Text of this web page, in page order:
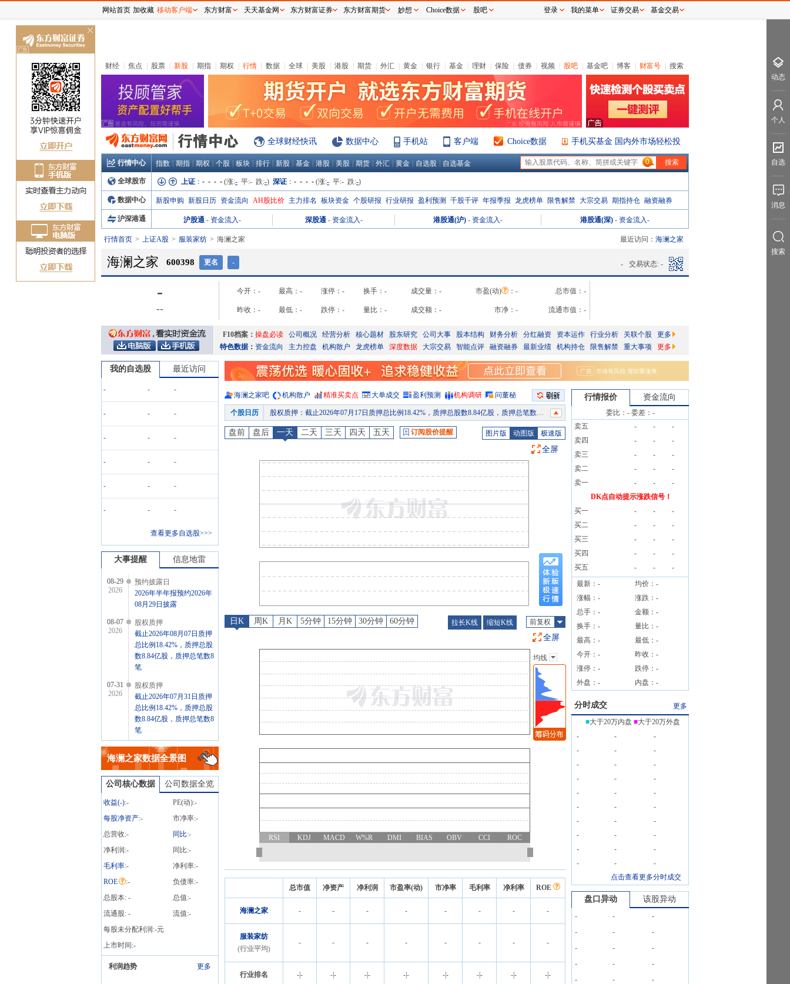
财经 焦点 股票 新股 期指 期权 行情 数据 全球 美股 港股 期货 外汇 黄金 银行 基金 理财 保险 债券 视频 股吧 基金吧 博客 财富号 搜索
全球财经快讯 数据中心 手机站 客户端 Choice数据 手机买基金 国内外市场轻松投
行情中心 指数 期指 期权 个股 板块 排行 新股 基金 港股 美股 期货 外汇 黄金 自选股 自选基金 0
全球股市 上证 ： - - - - (涨:- 平:- 跌:-) 深证 ： - - - - (涨:- 平:- 跌:-)
数据中心 新股申购 新股日历 资金流向 AH股比价 主力排名 板块资金 个股研报 行业研报 盈利预测 千股千评 年报季报 龙虎榜单 限售解禁 大宗交易 期指持仓 融资融券
沪深港通 沪股通 - 资金流入- 深股通 - 资金流入- 港股通(沪) - 资金流入- 港股通(深) - 资金流入-
行情首页 上证A股 服装家纺 海澜之家 最近访问： 海澜之家
海澜之家 600398 更名 - - 交易状态: -
-
--
今开： - 最高： - 涨停： - 换手： - 成交量： - 市盈(动) ： - 总市值： -
昨收： - 最低： - 跌停： - 量比： - 成交额： - 市净： - 流通市值： -
F10档案： 操盘必读 公司概况 经营分析 核心题材 股东研究 公司大事 股本结构 财务分析 分红融资 资本运作 行业分析 关联个股
更多
特色数据： 资金流向 主力控盘 机构散户 龙虎榜单 深度数据 大宗交易 智能点评 融资融券 最新业绩 机构持仓 限售解禁 重大事项 更多
我的自选股 最近访问
- - -
- - -
- - -
- - -
- - -
- - -
查看更多自选股>>>
大事提醒 信息地雷
08-29
2026
预约披露日
2026年半年报预约2026年
08月29日披露
08-07
2026
股权质押
截止2026年08月07日质押
总比例18.42%，质押总股
数8.84亿股，质押总笔数8
笔
07-31
2026
股权质押
截止2026年07月31日质押
总比例18.42%，质押总股
数8.84亿股，质押总笔数8
笔
07-24
2026
股权质押
截止2026年07月24日质押
总比例18.42%，质押总股
数8.84亿股，质押总笔数8
海澜之家数据全景图
公司核心数据 公司数据全览
收益(-):- PE(动):-
每股净资产:- 市净率:-
总营收:- 同比:-
净利润:- 同比:-
毛利率:- 净利率:-
ROE
:- 负债率:-
总股本: - 总值:-
流通股: - 流值:-
每股未分配利润:-元
上市时间:-
利润趋势 更多
海澜之家吧 机构散户 精准买卖点 大单成交 盈利预测 机构调研 问董秘
个股日历 股权质押 ： 截止2026年07月17日质押总比例18.42%，质押总股数8.84亿股，质押总笔数8笔
股权质押：截止2026年07月10日质押总比例18.42%，质押总股数8.84亿股，质押总笔数8笔
股权质押
截止2026年07月03日质押总比例18.42%，质押总股数8.84亿股，质押总笔数8笔
股权质押：截止2026年06月26日质押总比例18.42%，质押总股数8.84亿股，质押总笔数8笔
股权质押 ：截止2026年06月12日质押总比例18.42%，质押总股数8.84亿股，质押总笔数8笔
预约披露日：2026年半年报预约2026年08月29日披露
股权质押 ：截止2026年08月07日质押总比例18.42%，质押总股数8.84亿股，质押总笔数8笔
股权质押：截止2026年07月24日质押总比例18.42%，质押总股数8.84亿股，质押总笔数8笔
盘前 盘后 一天 二天 三天 四天 五天 订阅股价提醒 图片版 动图版 极速版
全屏
日K 周K 月K 5分钟 15分钟 30分钟 60分钟 拉长K线 缩短K线 前复权
全屏
主图指标
均线
EXPMA
SAR
BBI
RSI KDJ MACD W%R DMI BIAS OBV CCI ROC
均线
总市值 净资产 净利润 市盈率(动) 市净率 毛利率 净利率 ROE
海澜之家 - - - - - - - -
服装家纺
(行业平均)
- - - - - - - -
行业排名 -- -- -|- -- -|- -|- -|- --
行情报价 资金流向
委比： -委差： -
卖五
- -
-
卖四
- -
-
卖三
- -
-
卖二
- -
-
卖一
- -
-
DK点自动提示涨跌信号！
买一
- -
-
买二
- -
-
买三
- -
-
买四
- -
-
买五
- -
-
最新： - 均价： -
涨幅： - 涨跌： -
总手： - 金额： -
换手： - 量比： -
最高： - 最低： -
今开： - 昨收： -
涨停： - 跌停： -
外盘： - 内盘： -
分时成交
更多
■大于20万内盘 ■大于20万外盘
-
-
-
-
-
-
-
-
-
-
-
-
-
-
-
-
-
-
-
-
-
-
-
-
-
-
-
-
-
-
点击查看更多分时成交
盘口异动 该股异动
- -
-
-
-
-
-
-
-
-
-
-
-
-
-
网站首页 加收藏 移动客户端 东方财富 天天基金网 东方财富证券 东方财富期货 妙想 Choice数据 股吧 登录 我的菜单 证券交易 基金交易
动态
个人
自选
消息
搜索